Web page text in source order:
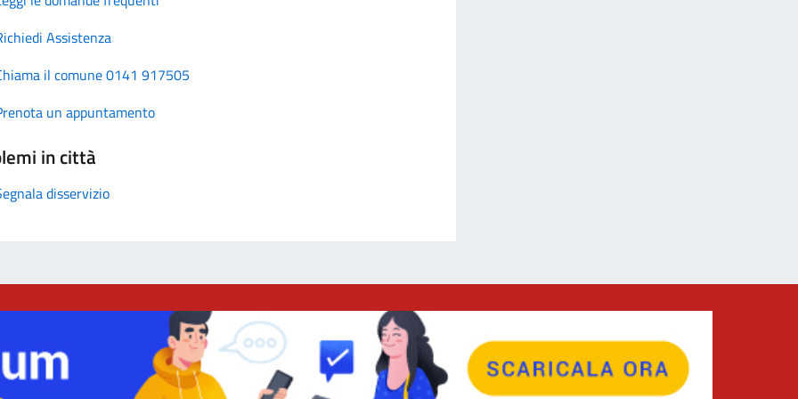
Assistenza
il comune 0141 917505
un appuntamento
in città
disservizio